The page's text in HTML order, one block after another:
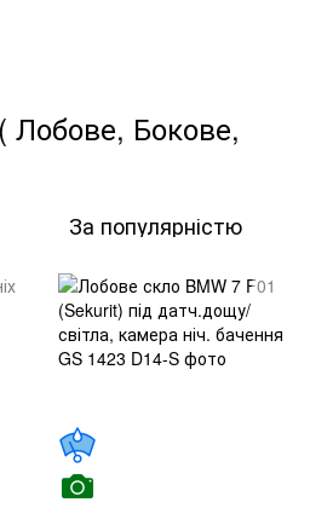
Бокове,
За популярністю